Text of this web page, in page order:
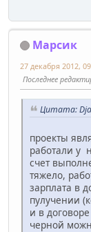
Марсик
27 декабря 2012,
Последнее
Цитата:
проекты
работали у
счет
тяжело,
зарплата в
пулучении
и в
черной